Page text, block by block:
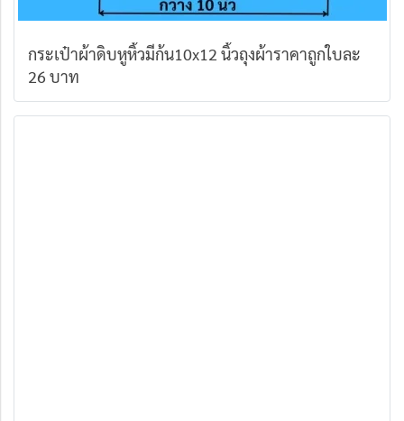
กระเป๋าผ้าดิบหูหิ้วมีก้น10x12 นิ้วถุงผ้าราคาถูกใบละ
26 บาท